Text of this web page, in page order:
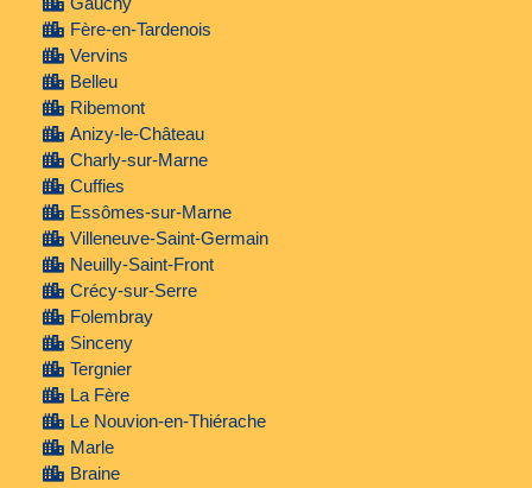
Fère-en-Tardenois
Vervins
Belleu
Ribemont
Anizy-le-Château
Charly-sur-Marne
Cuffies
Essômes-sur-Marne
Villeneuve-Saint-Germain
Neuilly-Saint-Front
Crécy-sur-Serre
Folembray
Sinceny
Tergnier
La Fère
Le Nouvion-en-Thiérache
Marle
Braine